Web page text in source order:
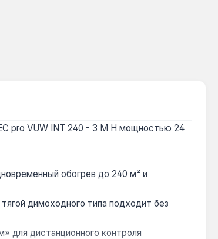
pro VUW INT 240 - 3 M H мощностью 24
обогрев до 240 м² и
димоходного типа подходит без
для дистанционного контроля